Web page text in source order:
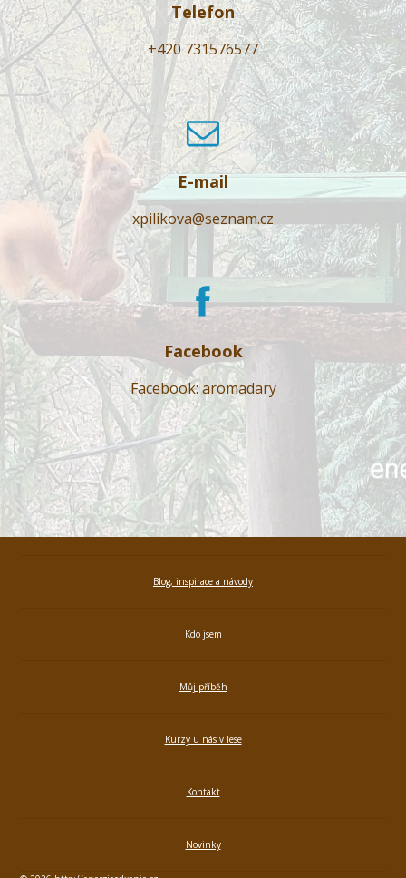
Telefon
+420 731576577
E-mail
xpilikova@seznam.cz
Facebook
Facebook: aromadary
Blog, inspirace a návody
Kdo jsem
Můj příběh
Kurzy u nás v lese
Kontakt
Novinky